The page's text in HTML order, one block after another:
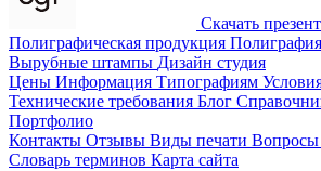
Скачать
Полиграфическая продукция
Вырубные штампы Дизайн студия
Цены Информация Типографиям
Технические требования Блог
Портфолио
Контакты Отзывы Виды печати Вопросы
Словарь терминов Карта сайта